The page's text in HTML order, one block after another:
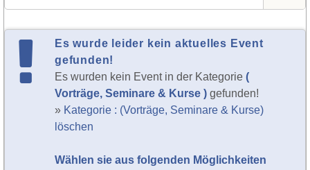
Es wurde leider kein aktuelles Event
gefunden!
Es wurden kein Event in der Kategorie (
Vorträge, Seminare & Kurse ) gefunden!
» Kategorie : (Vorträge, Seminare & Kurse)
löschen
Wählen sie aus folgenden Möglichkeiten